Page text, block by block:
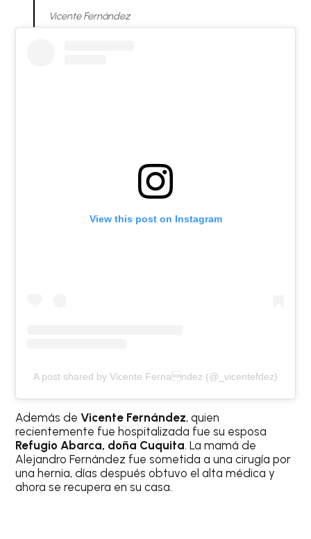
Vicente Fernández
View this post on Instagram
A post shared by Vicente Fernandez (@_vicentefdez)
Además de Vicente Fernández, quien
recientemente fue hospitalizada fue su esposa
Refugio Abarca, doña Cuquita. La mamá de
Alejandro Fernández fue sometida a una cirugía por
una hernia, días después obtuvo el alta médica y
ahora se recupera en su casa.